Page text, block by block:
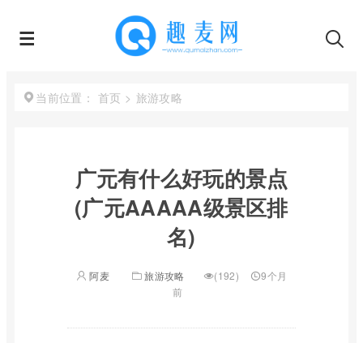
当前位置： 首页 > 旅游攻略
广元有什么好玩的景点
(广元AAAAA级景区排
名)
阿麦 旅游攻略 (192)
9个月
前